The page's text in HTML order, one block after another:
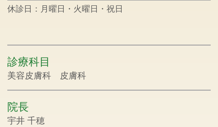
休診日：月曜日・火曜日・祝日
診療科目
美容皮膚科 皮膚科
院長
宇井 千穂